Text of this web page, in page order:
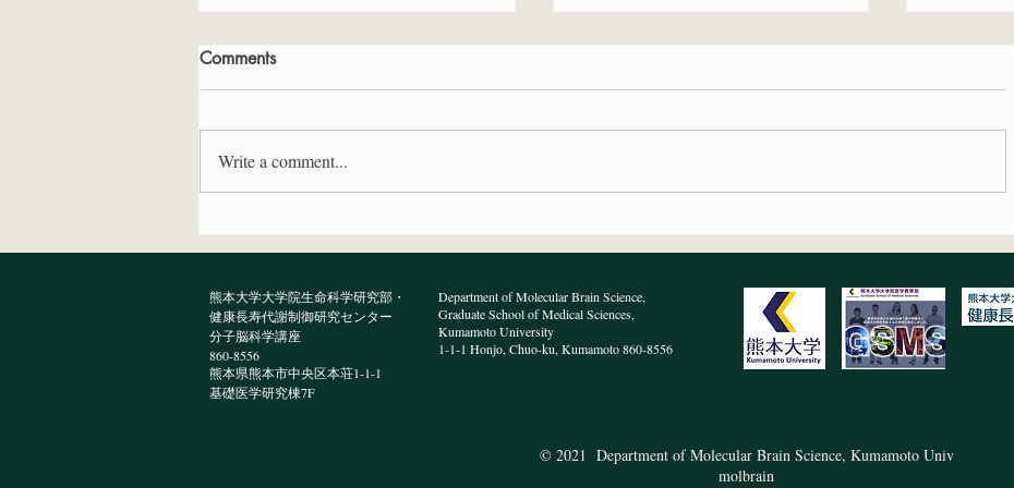
科5年の宮川さん、高校2年の
した
領域開催の国際シンポジウム
で文東先生が講演しました
いました
Comments
Write a comment...
熊本大学大学院生命科学研究部・
健康長寿代謝制御研究センター
分子脳科学講座
860-8556
熊本県熊本市中央区本荘1-1-1
​基礎医学研究棟7F
Department of Molecular Brain Science,
Graduate School of Medical Sciences,
Kumamoto University
1-1-1 Honjo, Chuo-ku, Kumamoto 860-8556
© 2021 Department of Molecular Brain Science, Kumamoto Univ
molbrain